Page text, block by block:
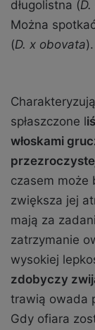
długolistna (
Można
(D. x obovata).
spłaszczone l
włoskami
czasem może
zwiększa jej
mają za
zatrzymanie
wysokiej
zdobyczy
trawią owada
Gdy ofiara